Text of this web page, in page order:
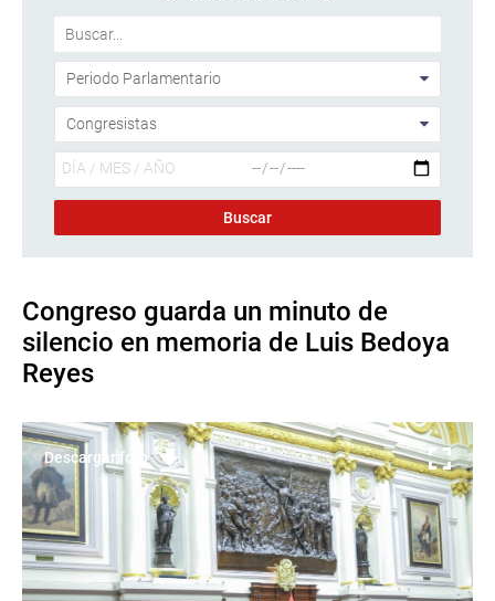
Congreso guarda un minuto de
silencio en memoria de Luis Bedoya
Reyes
Descargar foto